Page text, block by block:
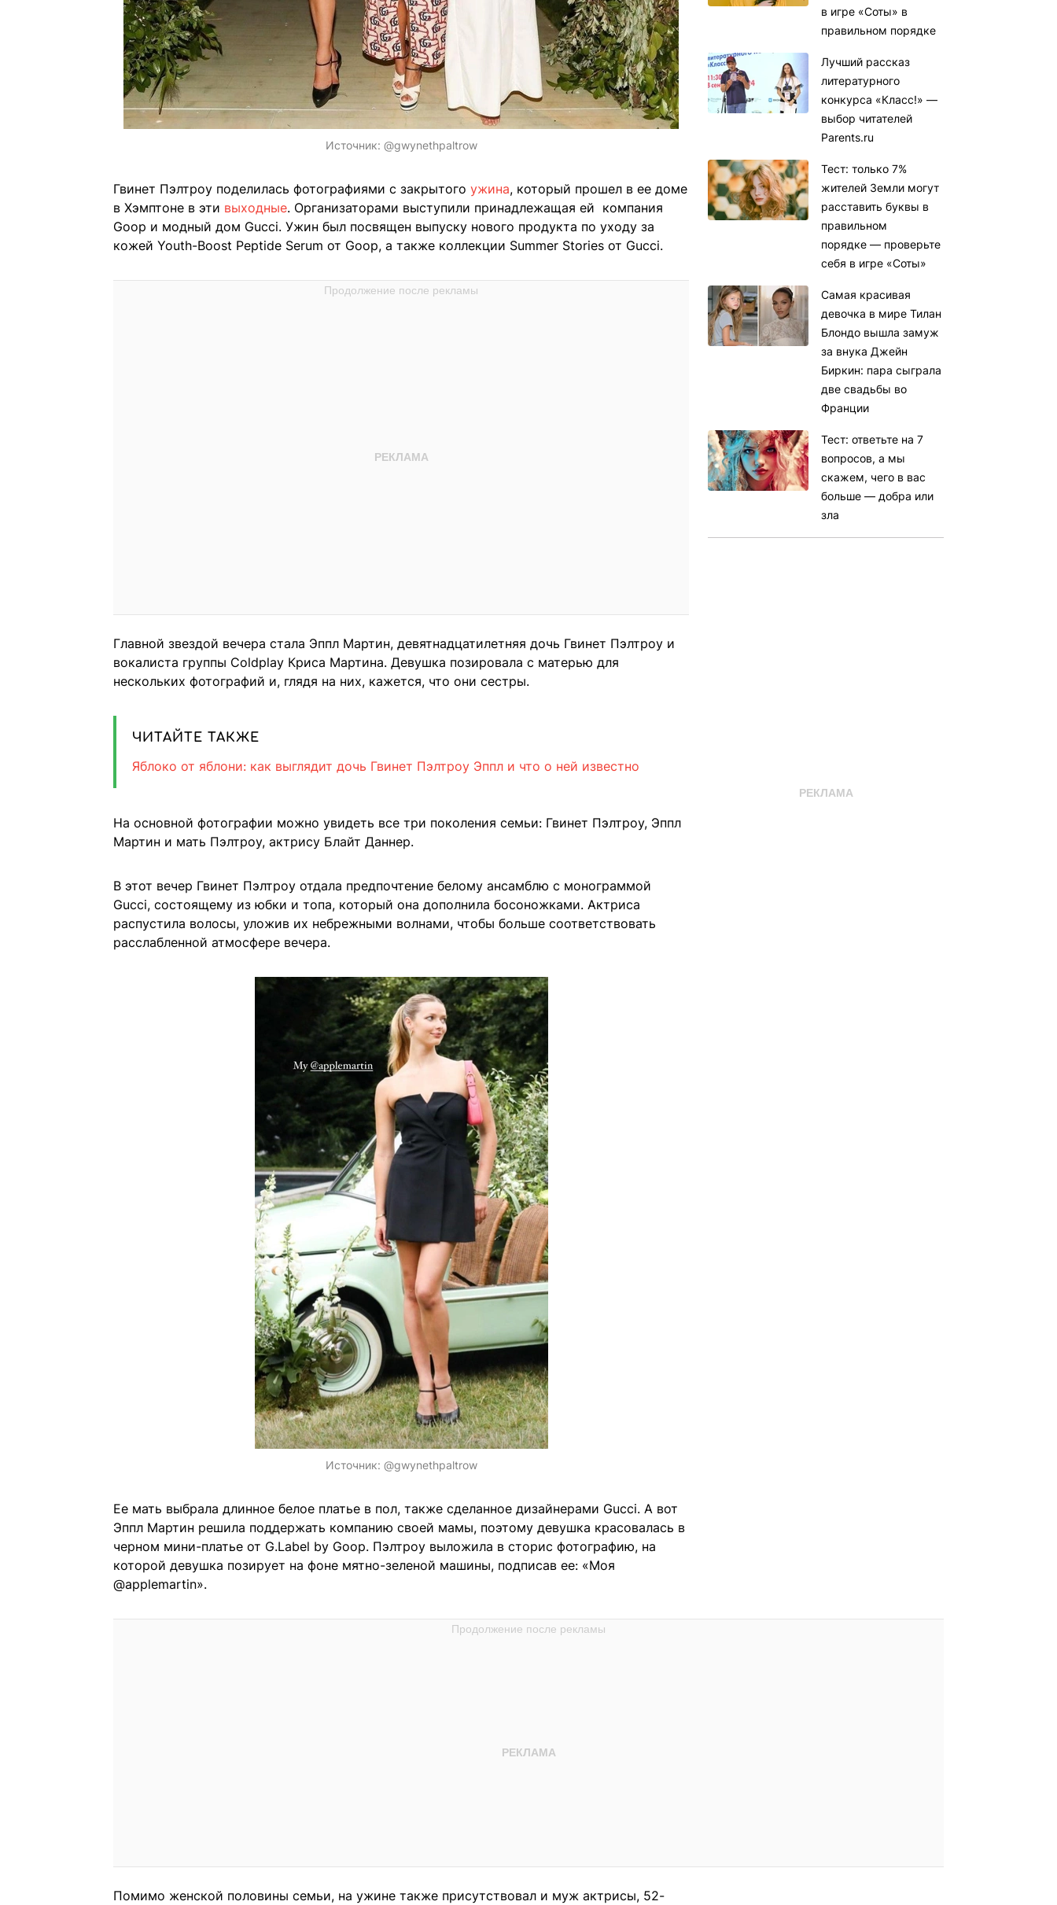
Источник: @gwynethpaltrow
Гвинет Пэлтроу поделилась фотографиями с закрытого ужина, который прошел в ее доме
в Хэмптоне в эти выходные. Организаторами выступили принадлежащая ей компания
Goop и модный дом Gucci. Ужин был посвящен выпуску нового продукта по уходу за
кожей Youth-Boost Peptide Serum от Goop, а также коллекции Summer Stories от Gucci.
Главной звездой вечера стала Эппл Мартин, девятнадцатилетняя дочь Гвинет Пэлтроу и
вокалиста группы Coldplay Криса Мартина. Девушка позировала с матерью для
нескольких фотографий и, глядя на них, кажется, что они сестры.
ЧИТАЙТЕ ТАКЖЕ
Яблоко от яблони: как выглядит дочь Гвинет Пэлтроу Эппл и что о ней известно
На основной фотографии можно увидеть все три поколения семьи: Гвинет Пэлтроу, Эппл
Мартин и мать Пэлтроу, актрису Блайт Даннер.
В этот вечер Гвинет Пэлтроу отдала предпочтение белому ансамблю с монограммой
Gucci, состоящему из юбки и топа, который она дополнила босоножками. Актриса
распустила волосы, уложив их небрежными волнами, чтобы больше соответствовать
расслабленной атмосфере вечера.
Источник: @gwynethpaltrow
Ее мать выбрала длинное белое платье в пол, также сделанное дизайнерами Gucci. А вот
Эппл Мартин решила поддержать компанию своей мамы, поэтому девушка красовалась в
черном мини-платье от G.Label by Goop. Пэлтроу выложила в сторис фотографию, на
которой девушка позирует на фоне мятно-зеленой машины, подписав ее: «Моя
@applemartin».
Помимо женской половины семьи, на ужине также присутствовал и муж актрисы, 52-
в игре «Соты» в
правильном порядке
Лучший рассказ
литературного
конкурса «Класс!» —
выбор читателей
Parents.ru
Тест: только 7%
жителей Земли могут
расставить буквы в
правильном
порядке — проверьте
себя в игре «Соты»
Самая красивая
девочка в мире Тилан
Блондо вышла замуж
за внука Джейн
Биркин: пара сыграла
две свадьбы во
Франции
Тест: ответьте на 7
вопросов, а мы
скажем, чего в вас
больше — добра или
зла